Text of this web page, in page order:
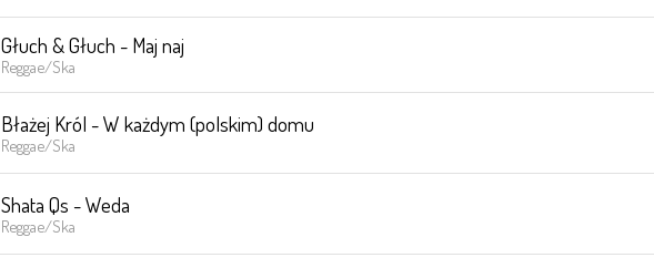
Głuch & Głuch - Maj naj
Reggae/Ska
Błażej Król - W każdym (polskim) domu
Reggae/Ska
Shata Qs - Weda
Reggae/Ska